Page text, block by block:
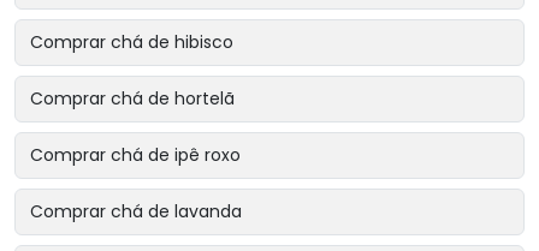
Comprar chá de hibisco
Comprar chá de hortelã
Comprar chá de ipê roxo
Comprar chá de lavanda